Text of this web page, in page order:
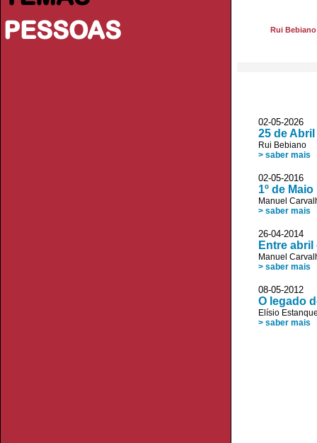
PESSOAS
Rui Bebiano
02-05-
25 de
Rui Bebiano
> saber mais
02-05-2016
1º de Maio
Manuel
> saber mais
26-04-2014
Entre abril
Manuel
> saber mais
08-05-
O legado
Elísio
> saber mais